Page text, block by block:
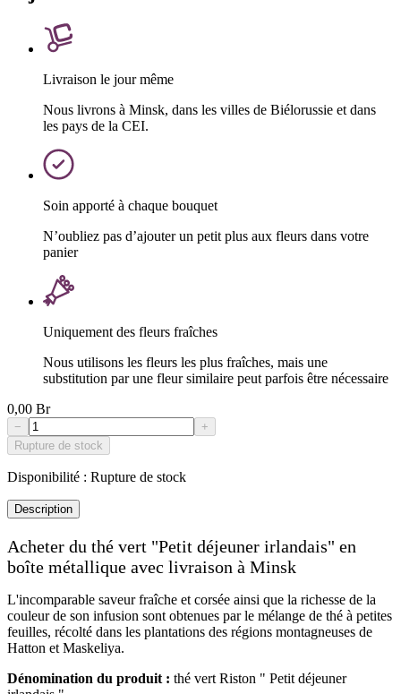
Livraison le jour même
Nous livrons à Minsk, dans les villes de Biélorussie et dans
les pays de la CEI.
Soin apporté à chaque bouquet
N’oubliez pas d’ajouter un petit plus aux fleurs dans votre
panier
Uniquement des fleurs fraîches
Nous utilisons les fleurs les plus fraîches, mais une
substitution par une fleur similaire peut parfois être nécessaire
0,00 Br
−
+
Rupture de stock
Disponibilité : Rupture de stock
Description
Acheter du thé vert "Petit déjeuner irlandais" en
boîte métallique avec livraison à Minsk
L'incomparable saveur fraîche et corsée ainsi que la richesse de la
couleur de son infusion sont obtenues par le mélange de thé à petites
feuilles, récolté dans les plantations des régions montagneuses de
Hatton et Maskeliya.
Dénomination du produit : thé vert Riston " Petit déjeuner